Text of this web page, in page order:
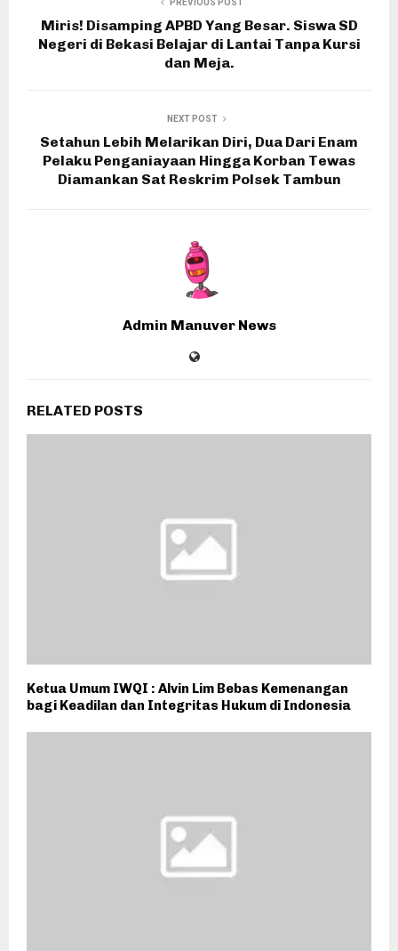
PREVIOUS POST
Miris! Disamping APBD Yang Besar. Siswa SD
Negeri di Bekasi Belajar di Lantai Tanpa Kursi
dan Meja.
NEXT POST
Setahun Lebih Melarikan Diri, Dua Dari Enam
Pelaku Penganiayaan Hingga Korban Tewas
Diamankan Sat Reskrim Polsek Tambun
Admin Manuver News
RELATED POSTS
Ketua Umum IWQI : Alvin Lim Bebas Kemenangan
bagi Keadilan dan Integritas Hukum di Indonesia